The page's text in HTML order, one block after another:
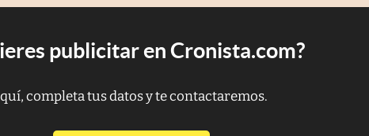
publicitar en Cronista.com?
completa tus datos y te contactaremos.